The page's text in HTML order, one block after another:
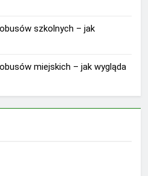
szkolnych – jak
miejskich – jak wygląda